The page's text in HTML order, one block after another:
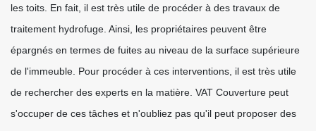
les toits. En fait, il est très utile de procéder à des travaux de
traitement hydrofuge. Ainsi, les propriétaires peuvent être
épargnés en termes de fuites au niveau de la surface supérieure
de l'immeuble. Pour procéder à ces interventions, il est très utile
de rechercher des experts en la matière. VAT Couverture peut
s'occuper de ces tâches et n'oubliez pas qu'il peut proposer des